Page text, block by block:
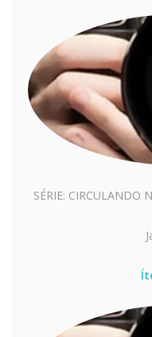
SÉRIE: CIRCULANDO